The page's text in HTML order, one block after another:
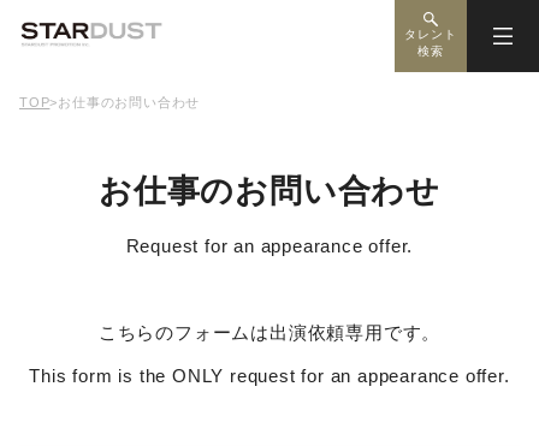
タレント
検索
TOP>お仕事のお問い合わせ
お仕事のお問い合わせ
Request for an appearance offer.
こちらのフォームは出演依頼専用です。
This form is the ONLY request for an appearance offer.